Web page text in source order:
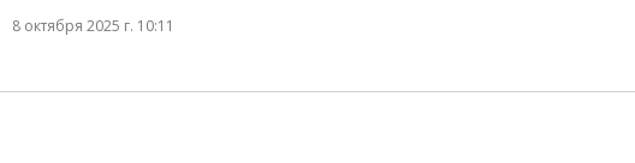
8 октября 2025 г. 10:11